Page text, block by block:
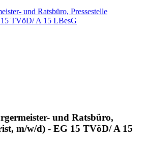
und Ratsbüro, Pressestelle
TVöD/ A 15 LBesG
und Ratsbüro,
m/w/d) - EG 15 TVöD/ A 15